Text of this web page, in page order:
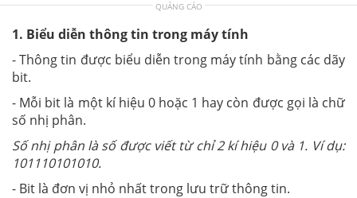
QUẢNG CÁO
1. Biểu diễn thông tin trong máy tính
- Thông tin được biểu diễn trong máy tính bằng các dãy
bit.
- Mỗi bit là một kí hiệu 0 hoặc 1 hay còn được gọi là chữ
số nhị phân.
Số nhị phân là số được viết từ chỉ 2 kí hiệu 0 và 1. Ví dụ:
101110101010.
- Bit là đơn vị nhỏ nhất trong lưu trữ thông tin.